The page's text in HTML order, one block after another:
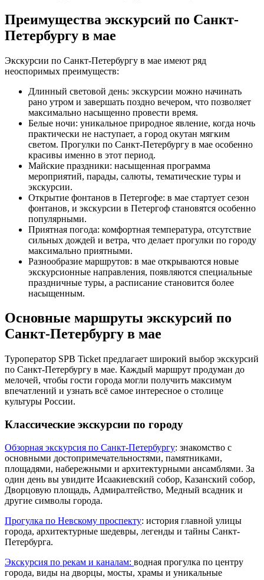
Преимущества экскурсий по Санкт-
Петербургу в мае
Экскурсии по Санкт-Петербургу в мае имеют ряд
неоспоримых преимуществ:
Длинный световой день: экскурсии можно начинать
рано утром и завершать поздно вечером, что позволяет
максимально насыщенно провести время.
Белые ночи: уникальное природное явление, когда ночь
практически не наступает, а город окутан мягким
светом. Прогулки по Санкт-Петербургу в мае особенно
красивы именно в этот период.
Майские праздники: насыщенная программа
мероприятий, парады, салюты, тематические туры и
экскурсии.
Открытие фонтанов в Петергофе: в мае стартует сезон
фонтанов, и экскурсии в Петергоф становятся особенно
популярными.
Приятная погода: комфортная температура, отсутствие
сильных дождей и ветра, что делает прогулки по городу
максимально приятными.
Разнообразие маршрутов: в мае открываются новые
экскурсионные направления, появляются специальные
праздничные туры, а расписание становится более
насыщенным.
Основные маршруты экскурсий по
Санкт-Петербургу в мае
Туроператор SPB Ticket предлагает широкий выбор экскурсий
по Санкт-Петербургу в мае. Каждый маршрут продуман до
мелочей, чтобы гости города могли получить максимум
впечатлений и узнать всё самое интересное о столице
культуры России.
Классические экскурсии по городу
Обзорная экскурсия по Санкт-Петербургу: знакомство с
основными достопримечательностями, памятниками,
площадями, набережными и архитектурными ансамблями. За
один день вы увидите Исаакиевский собор, Казанский собор,
Дворцовую площадь, Адмиралтейство, Медный всадник и
другие символы города.
Прогулка по Невскому проспекту: история главной улицы
города, архитектурные шедевры, легенды и тайны Санкт-
Петербурга.
Экскурсия по рекам и каналам: водная прогулка по центру
города, виды на дворцы, мосты, храмы и уникальные